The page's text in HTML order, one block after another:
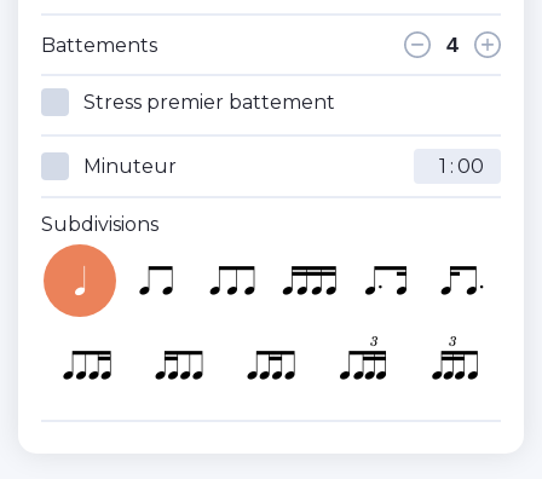
Battements
Stress premier battement
Minuteur :
Subdivisions